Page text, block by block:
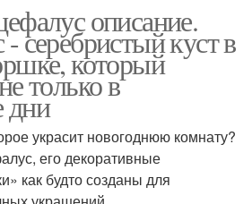
описание.
серебристый куст в
который
только в
дни
украсит новогоднюю комнату?
его декоративные
как будто созданы для